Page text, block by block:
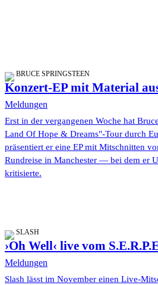
BRUCE SPRINGSTEEN
Konzert-EP mit Material
Meldungen
Erst in der vergangenen Woche hat
Land Of Hope & Dreams"-Tour durch
präsentiert er eine EP mit Mitschnitten
Rundreise in Manchester — bei dem er
kritisierte.
SLASH
›Oh Well‹ live vom
Meldungen
Slash lässt im November einen Live-